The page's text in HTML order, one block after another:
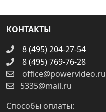
КОНТАКТЫ
8 (495) 204-27-54
8 (495) 769-76-28
office@powervideo.ru
5335@mail.ru
Способы оплаты: